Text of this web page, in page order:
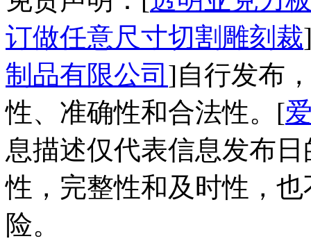
订做任意尺寸切割雕刻裁
制品有限公司 ]自行发布
性、准确性和合法性。[
息描述仅代表信息发布
性，完整性和及时性，
险。